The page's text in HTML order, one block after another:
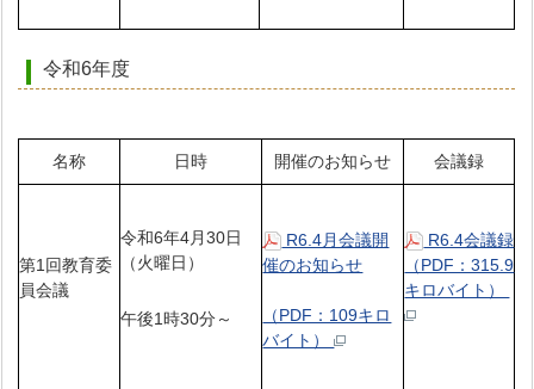
令和6年度
名称 日時 開催のお知らせ 会議録
第1回教育委
員会議
令和6年4月30日
（火曜日）
午後1時30分～
R6.4月会議開
催のお知らせ
（PDF：109キロ
バイト）
R6.4会議録
（PDF：315.9
キロバイト）